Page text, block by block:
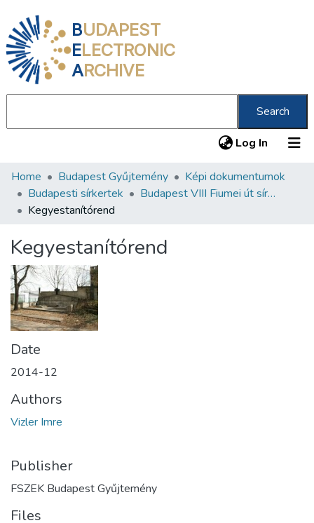
BUDAPEST
ELECTRONIC
ARCHIVE
Search
Log In (current)
Communities & Collections
All of DSpace
About us
Home Budapest Gyűjtemény
Képi dokumentumok
Budapesti sírkertek
Budapest VIII Fiumei út sírkert 3. rész
Kegyestanítórend
Kegyestanítórend
Date
2014-12
Authors
Vizler Imre
Publisher
FSZEK Budapest Gyűjtemény
Files